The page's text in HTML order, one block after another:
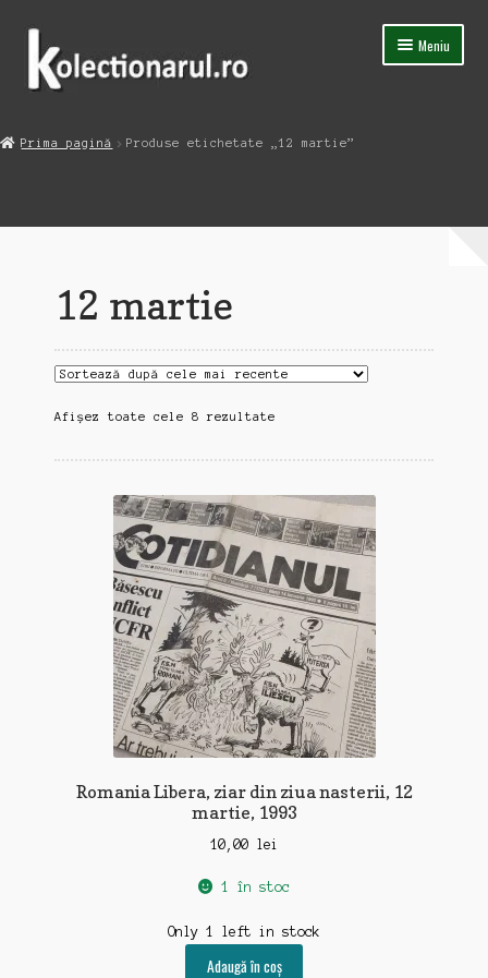
Sari
navigare
Sari
conținut
Meniu
Contact
Prima pagină Produse etichetate „12 martie”
12 martie
Afișez toate cele 8 rezultateSortat
cele
recente
Romania Libera, ziar din ziua nasterii, 12
martie, 1993
10,00 lei
1 în stoc
Only 1 left in stock
Adaugă în coș